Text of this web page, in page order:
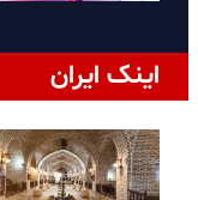
اینک ایران